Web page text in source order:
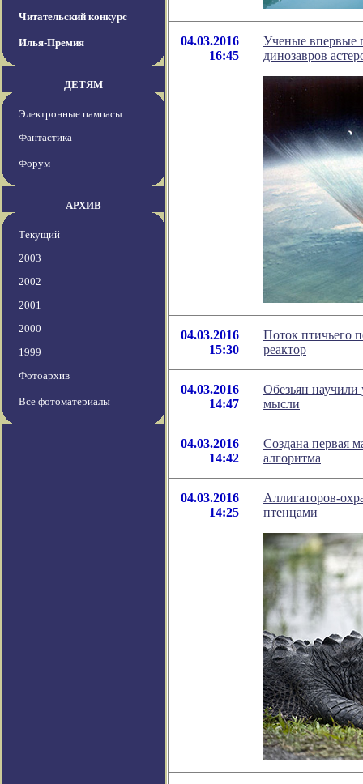
Читательский конкурс
Илья-Премия
ДЕТЯМ
Электронные пампасы
Фантастика
Форум
АРХИВ
Текущий
2003
2002
2001
2000
1999
Фотоархив
Все фотоматериалы
04.03.2016
16:45
Ученые впервые
динозавров
04.03.2016
15:30
Поток птичьего
реактор
04.03.2016
14:47
Обезьян научили
мысли
04.03.2016
14:42
Создана первая
алгоритма
04.03.2016
14:25
Аллигаторов-
птенцами